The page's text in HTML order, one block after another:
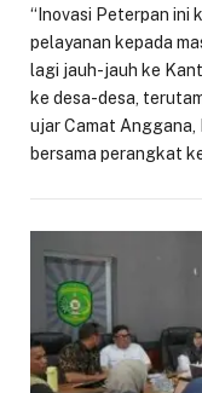
“Inovasi Peterpan ini
pelayanan kepada
lagi jauh-jauh ke
ke desa-desa,
ujar Camat Anggana,
bersama perangkat